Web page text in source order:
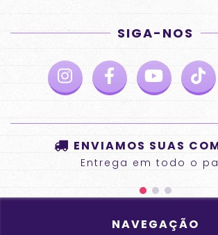
SIGA-NOS
ENVIAMOS SUAS
Entrega em todo o
NAVEGAÇÃO